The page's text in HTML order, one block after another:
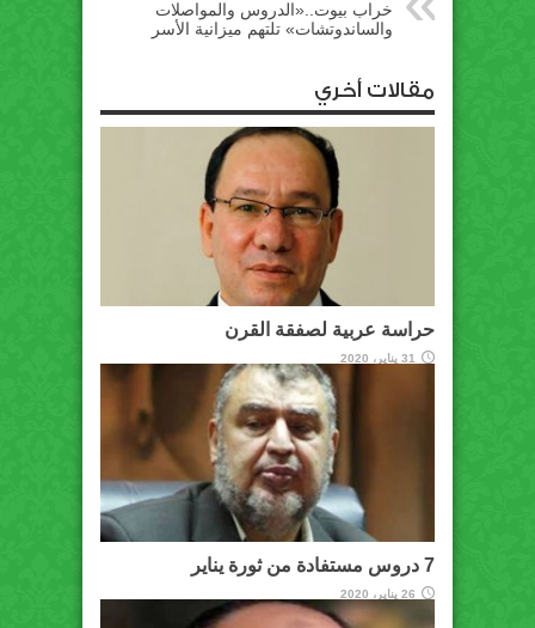
خراب بيوت..«الدروس والمواصلات
والساندوتشات» تلتهم ميزانية الأسر
مقالات أخري
حراسة عربية لصفقة القرن
31 يناير، 2020
7 دروس مستفادة من ثورة يناير
26 يناير، 2020